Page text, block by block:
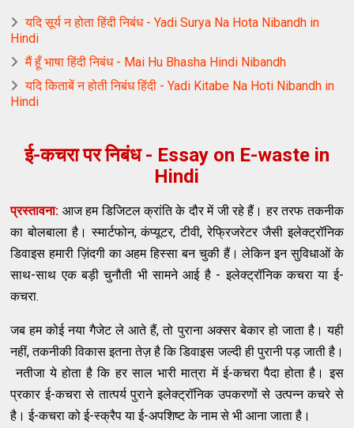
यदि सूर्य न होता हिंदी निबंध - Yadi Surya Na Hota Nibandh in
Hindi
मैं हूँ भाषा हिंदी निबंध - Mai Hu Bhasha Hindi Nibandh
यदि किताबें न होती निबंध हिंदी - Yadi Kitabe Na Hoti Nibandh in
Hindi
ई-कचरा पर निबंध - Essay on E-waste in
Hindi
प्रस्तावना: आज हम डिजिटल क्रांति के दौर में जी रहे हैं। हर तरफ तकनीक
का बोलबाला है। स्मार्टफोन, कंप्यूटर, टीवी, रेफ्रिजरेटर जैसी इलेक्ट्रॉनिक
डिवाइस हमारी ज़िंदगी का अहम हिस्सा बन चुकी हैं। लेकिन इन सुविधाओं के
साथ-साथ एक बड़ी चुनौती भी सामने आई है - इलेक्ट्रॉनिक कचरा या ई-
कचरा.
जब हम कोई नया गैजेट ले आते हैं, तो पुराना अक्सर बेकार हो जाता है। यही
नहीं, तकनीकी विकास इतना तेज़ है कि डिवाइस जल्दी ही पुरानी पड़ जाती है।
नतीजा ये होता है कि हर साल भारी मात्रा में ई-कचरा पैदा होता है। इस
प्रकार ई-कचरा से तात्पर्य पुराने इलेक्ट्रॉनिक उपकरणों से उत्पन्न कचरे से
है। ई-कचरा को ई-स्क्रैप या ई-अपशिष्ट के नाम से भी आना जाता है।